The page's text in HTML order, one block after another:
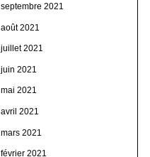
septembre 2021
août 2021
juillet 2021
juin 2021
mai 2021
avril 2021
mars 2021
février 2021